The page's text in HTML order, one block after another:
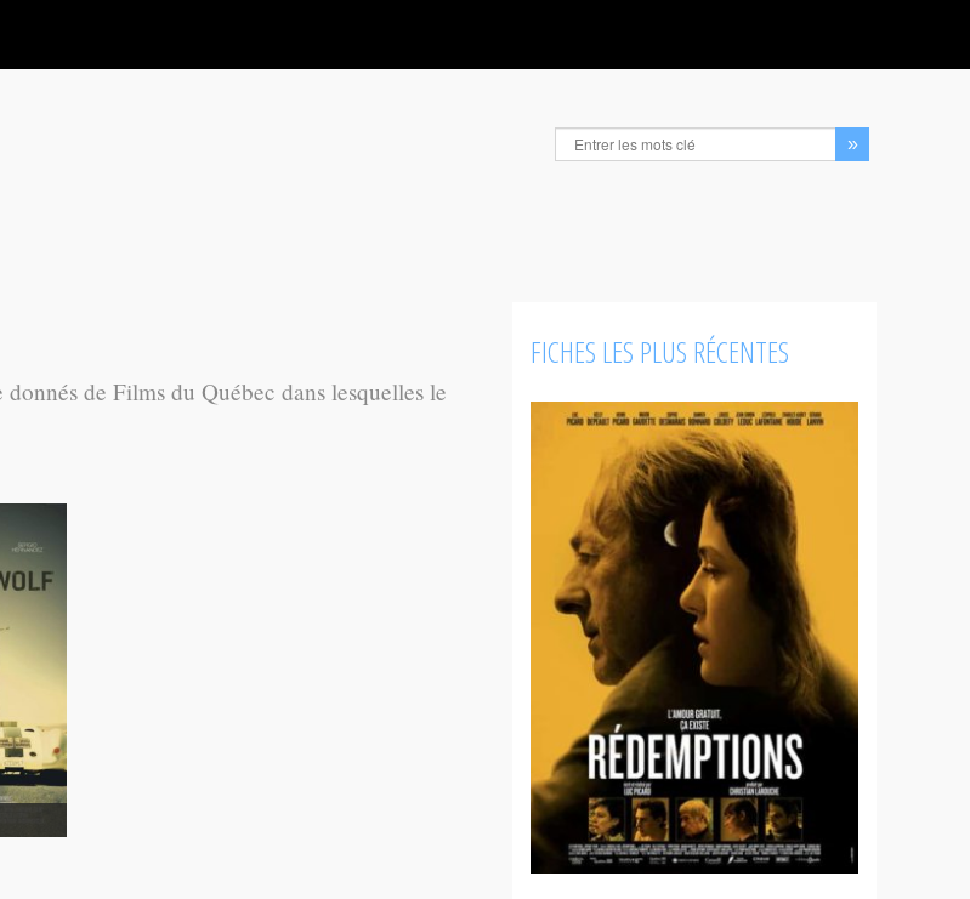
de Films du Québec dans lesquelles le
FICHES LES PLUS RÉCENTES